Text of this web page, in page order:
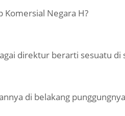
Negara H?
direktur berarti sesuatu di
di belakang